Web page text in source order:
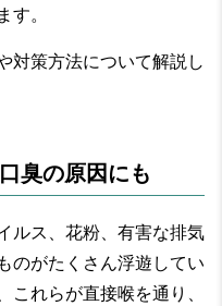
す。
対策方法について解説し
臭の原因にも
ルス、花粉、有害な排気
のがたくさん浮遊してい
これらが直接喉を通り、